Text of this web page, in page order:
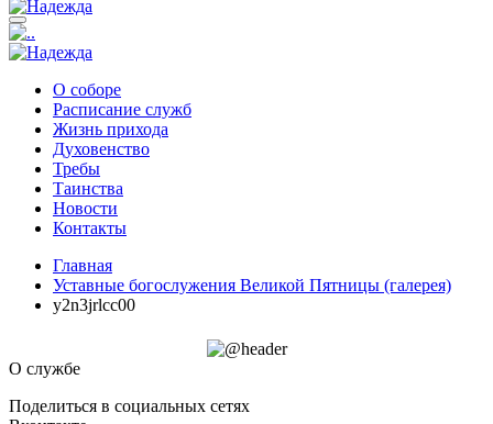
О соборе
Расписание служб
Жизнь прихода
Духовенство
Требы
Таинства
Новости
Контакты
Главная
Уставные богослужения Великой Пятницы (галерея)
y2n3jrlcc00
О службе
Поделиться в социальных сетях